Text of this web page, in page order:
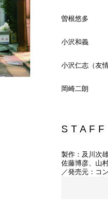
曽根悠多
小沢和義
小沢仁志（友情
岡崎二朗
STAFF
製作：及川次
佐藤博彦、山
／発売元：コ